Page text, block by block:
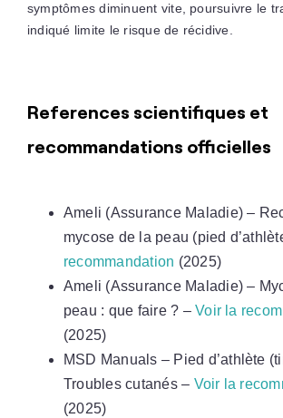
symptômes diminuent vite, poursuivre le
indiqué limite le risque de récidive.
References scientifiques et
recommandations officielles
Ameli (Assurance Maladie) –
mycose de la peau (pied
recommandation (2025)
Ameli (Assurance Maladie) –
peau : que faire ? –Voir la
(2025)
MSD Manuals – Pied d’athlète
Troubles cutanés – Voir la
(2025)